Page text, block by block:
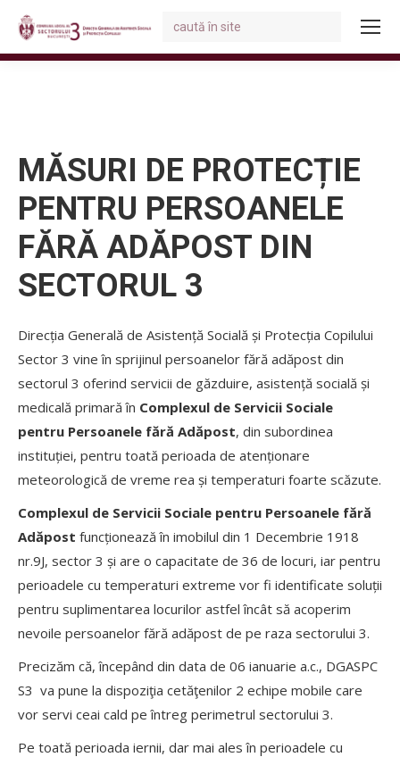
Search:
MĂSURI DE PROTECȚIE
PENTRU PERSOANELE
FĂRĂ ADĂPOST DIN
SECTORUL 3
Direcția Generală de Asistență Socială și Protecția Copilului
Sector 3 vine în sprijinul persoanelor fără adăpost din
sectorul 3 oferind servicii de găzduire, asistență socială și
medicală primară în Complexul de Servicii Sociale
pentru Persoanele fără Adăpost, din subordinea
instituției, pentru toată perioada de atenționare
meteorologică de vreme rea și temperaturi foarte scăzute.
Complexul de Servicii Sociale pentru Persoanele fără
Adăpost funcționează în imobilul din 1 Decembrie 1918
nr.9J, sector 3 și are o capacitate de 36 de locuri, iar pentru
perioadele cu temperaturi extreme vor fi identificate soluții
pentru suplimentarea locurilor astfel încât să acoperim
nevoile persoanelor fără adăpost de pe raza sectorului 3.
Precizăm că, începând din data de 06 ianuarie a.c., DGASPC
S3 va pune la dispoziţia cetăţenilor 2 echipe mobile care
vor servi ceai cald pe întreg perimetrul sectorului 3.
Pe toată perioada iernii, dar mai ales în perioadele cu